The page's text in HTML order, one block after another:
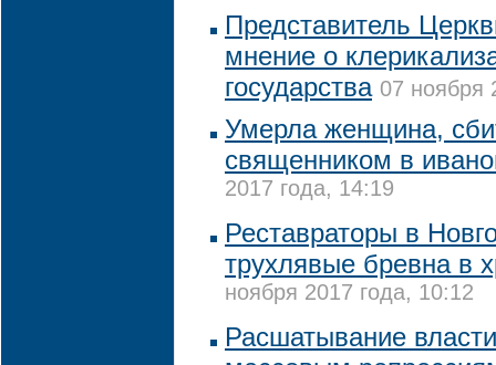
Представитель
мнение о
государства 07 ноября
Умерла женщина,
священником в
2017 года, 14:19
Реставраторы в
трухлявые бревна в
ноября 2017 года, 10:12
Расшатывание